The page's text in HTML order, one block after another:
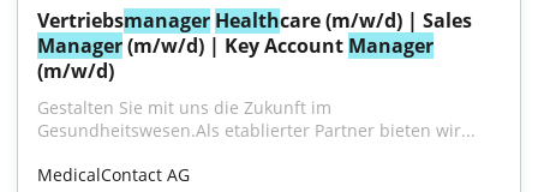
Vertriebsmanager Health
Manager (m/w/d) | Key Account Manager
(m/w/d)
Gestalten Sie mit uns die Zukunft im
Gesundheitswesen.Als etablierter Partner bieten wir...
MedicalContact AG